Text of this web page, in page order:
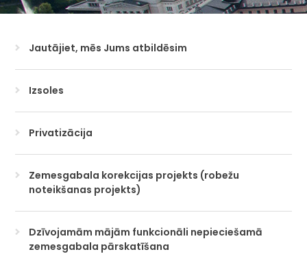
Jautājiet, mēs Jums atbildēsim
Izsoles
Privatizācija
Zemesgabala korekcijas projekts (robežu
noteikšanas projekts)
Dzīvojamām mājām funkcionāli nepieciešamā
zemesgabala pārskatīšana